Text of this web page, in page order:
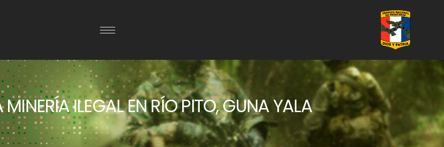
ILEGAL EN RÍO PITO, GUNA YALA